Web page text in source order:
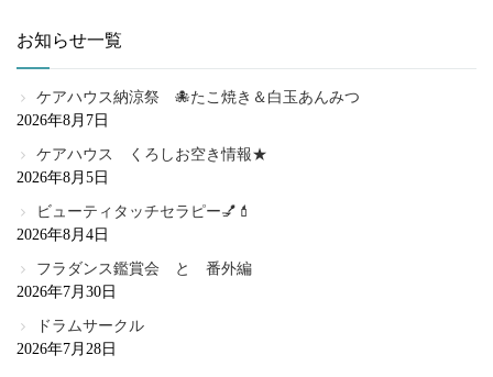
お知らせ一覧
ケアハウス納涼祭 🐙たこ焼き＆白玉あんみつ
2026年8月7日
ケアハウス くろしお空き情報★
2026年8月5日
ビューティタッチセラピー💅💄
2026年8月4日
フラダンス鑑賞会 と 番外編
2026年7月30日
ドラムサークル
2026年7月28日